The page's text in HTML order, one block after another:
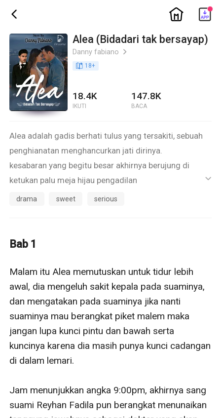
ic_back ic_home
Alea (Bidadari tak bersayap)
Danny fabiano ic_arrow_right
book_age 18+
18.4K
IKUTI
147.8K
BACA
Alea adalah gadis berhati tulus yang tersakiti, sebuah
penghianatan menghancurkan jati dirinya.
kesabaran yang begitu besar akhirnya berujung di
ketukan palu meja hijau pengadilan
Menghapus jejak dari masalalunya, namun justru takdir
ic_default
drama sweet serious
Bab 1
Malam itu Alea memutuskan untuk tidur lebih
awal, dia mengeluh sakit kepala pada suaminya,
dan mengatakan pada suaminya jika nanti
suaminya mau berangkat piket malem maka
jangan lupa kunci pintu dan bawah serta
kuncinya karena dia masih punya kunci cadangan
di dalam lemari.
Jam menunjukkan angka 9:00pm, akhirnya sang
suami Reyhan Fadila pun berangkat menunaikan